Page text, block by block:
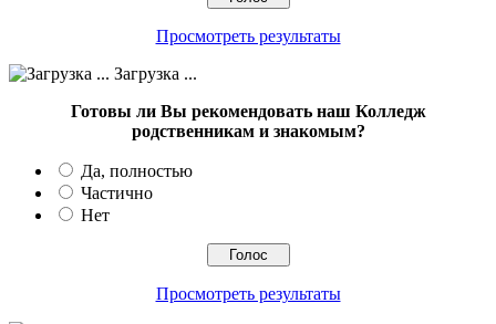
Просмотреть результаты
Загрузка ...
Готовы ли Вы рекомендовать наш Колледж
родственникам и знакомым?
Да, полностью
Частично
Нет
Просмотреть результаты